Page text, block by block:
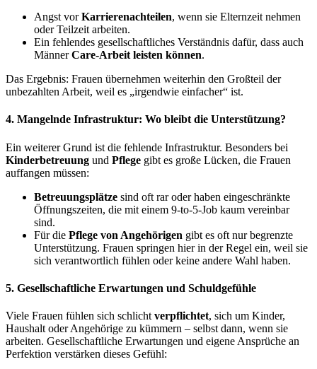
Angst vorKarrierenachteilen, wenn sie Elternzeit nehmen
oder Teilzeit arbeiten.
Ein fehlendes gesellschaftliches Verständnis dafür, dass auch
MännerCare-Arbeit leisten können.
Das Ergebnis: Frauen übernehmen weiterhin den Großteil der
unbezahlten Arbeit, weil es „irgendwie einfacher“ ist.
4. Mangelnde Infrastruktur: Wo bleibt die Unterstützung?
Ein weiterer Grund ist die fehlende Infrastruktur. Besonders bei
Kinderbetreuung und Pflege gibt es große Lücken, die Frauen
auffangen müssen:
Betreuungsplätze sind oft rar oder haben eingeschränkte
Öffnungszeiten, die mit einem 9-to-5-Job kaum vereinbar
sind.
Für die Pflege von Angehörigen gibt es oft nur begrenzte
Unterstützung. Frauen springen hier in der Regel ein, weil sie
sich verantwortlich fühlen oder keine andere Wahl haben.
5. Gesellschaftliche Erwartungen und Schuldgefühle
Viele Frauen fühlen sich schlicht verpflichtet, sich um Kinder,
Haushalt oder Angehörige zu kümmern – selbst dann, wenn sie
arbeiten. Gesellschaftliche Erwartungen und eigene Ansprüche an
Perfektion verstärken dieses Gefühl: